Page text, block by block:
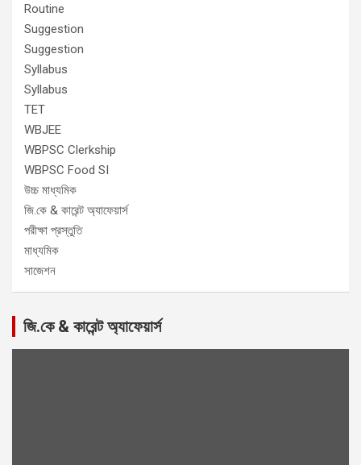
Routine
Suggestion
Suggestion
Syllabus
Syllabus
TET
WBJEE
WBPSC Clerkship
WBPSC Food SI
উচ্চ মাধ্যমিক
জি.কে & কারেন্ট অ্যাফেয়ার্স
পরীক্ষা প্রস্তুতি
মাধ্যমিক
সাজেশন
জি.কে & কারেন্ট অ্যাফেয়ার্স